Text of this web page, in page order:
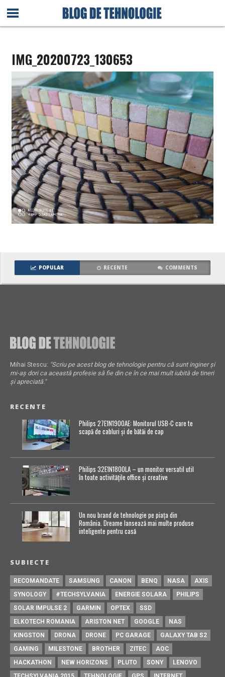
IMG_20200723_130653
POPULAR RECENTE COMMENTS
Mihai Stescu: "Scriu pe acest blog de tehnologie pentru că sunt inginer și
mi-aș dori ca această profesie să fie din ce în ce mai mult iubită de tineri
și apreciată."
RECENTE
Philips 27E1N1900AE: Monitorul USB-C care te
scapă de cabluri și de bătăi de cap
Philips 32E1N1800LA – un monitor versatil util
în toate activitățile office și creative
Un nou brand de tehnologie pe piața din
România. Dreame lansează mai multe produse
inteligente pentru casă
SUBIECTE
RECOMANDATE SAMSUNG CANON BENQ NASA
AXIS
SYNOLOGY
#TECHSYLVANIA ENERGIE SOLARA
PHILIPS
SOLAR IMPULSE 2
GARMIN OPTEX
SSD
ELKOTECH ROMANIA
ARISTON NET GOOGLE
NAS
KINGSTON
DRONA DRONE PC GARAGE
GALAXY TAB S2
GAMING
MILESTONE BROTHER ZITEC
AOC
HACKATHON
NEW HORIZONS PLUTO SONY
LENOVO